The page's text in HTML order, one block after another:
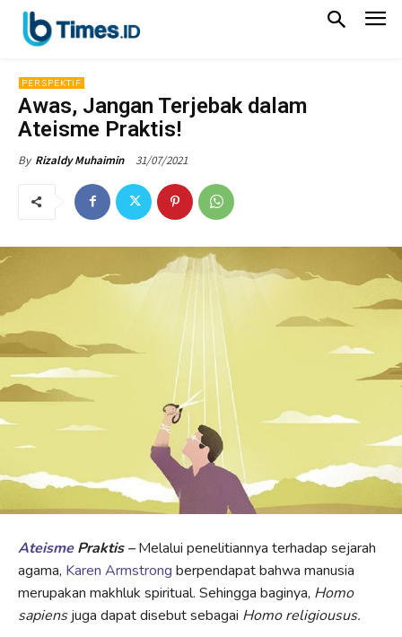
PERSPEKTIF
Awas, Jangan Terjebak dalam
Ateisme Praktis!
By Rizaldy Muhaimin 31/07/2021
AteismePraktis –Melalui penelitiannya terhadap sejarah
agama, Karen Armstrong berpendapat bahwa manusia
merupakan makhluk spiritual. Sehingga baginya, Homo
sapiensjuga dapat disebut sebagai Homo religiousus.